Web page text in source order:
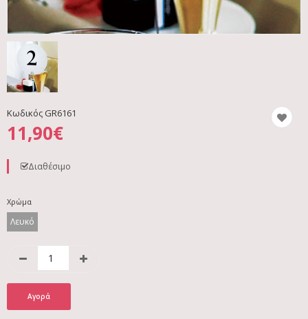
Κωδικός GR6161
11,90€
Διαθέσιμο
Χρώμα
Λευκό